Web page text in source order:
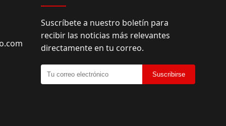
Suscríbete a nuestro boletín para
recibir las noticias más relevantes
directamente en tu correo.
Suscribirse